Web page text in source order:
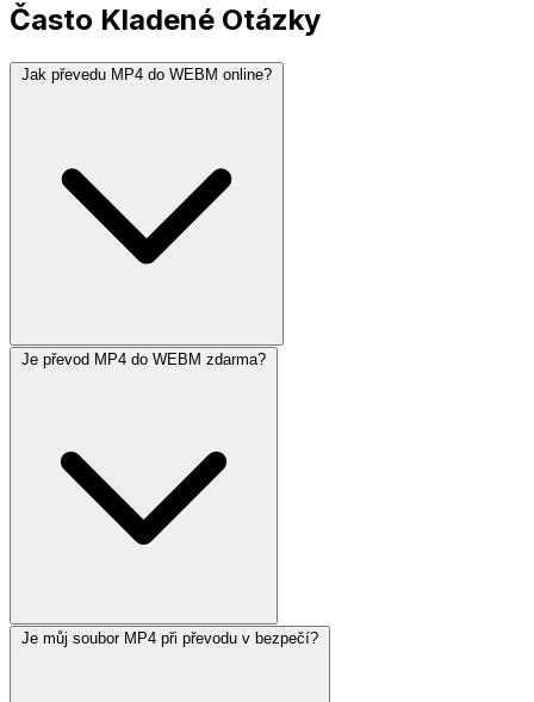
Často Kladené Otázky
Jak převedu MP4 do WEBM online?
Je převod MP4 do WEBM zdarma?
Je můj soubor MP4 při převodu v bezpečí?